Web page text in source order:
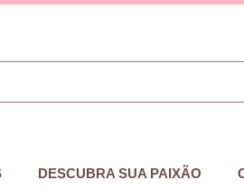
DESCUBRA SUA PAIXÃO